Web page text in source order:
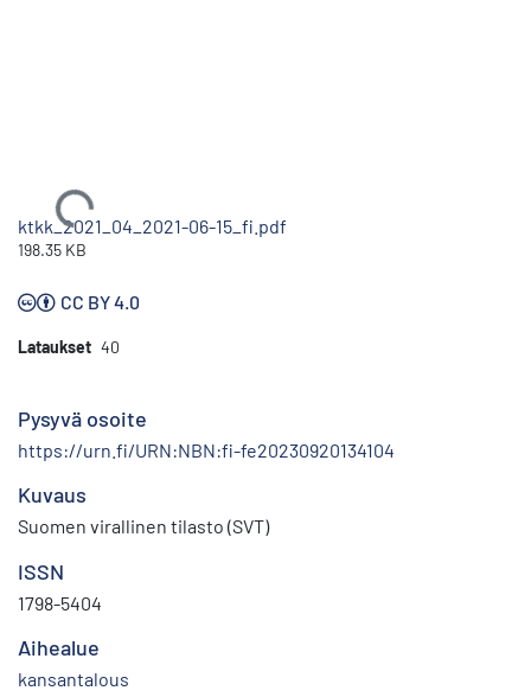
Ladataan...
ktkk_2021_04_2021-06-15_fi.pdf
198.35 KB
CC BY 4.0
Lataukset 40
Pysyvä osoite
https://urn.fi/URN:NBN:fi-fe20230920134104
Kuvaus
Suomen virallinen tilasto (SVT)
ISSN
1798-5404
Aihealue
kansantalous